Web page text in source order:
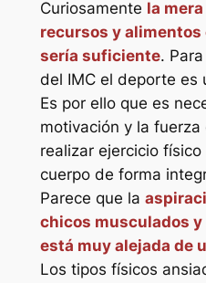
Curiosamente la
recursos y alimentos
sería suficiente.
del IMC el deporte es
Es por ello que es
motivación y la
realizar ejercicio
cuerpo de forma
Parece que la
chicos musculados
está muy alejada de
Los tipos físicos